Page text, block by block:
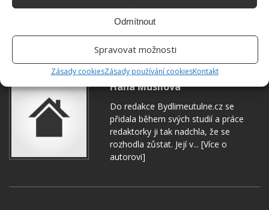
Odmítnout
Spravovat možnosti
Zásady cookiesZásady používání cookiesKontakt
DOMÁCÍ PRÁCE KOUPELNA PLÍSEŇ
Hana Musilová
Do redakce Bydlimeutulne.cz se
přidala během svých studií a práce
redaktorky ji tak nadchla, že se
rozhodla zůstat. Její v... [Více o
autorovi]